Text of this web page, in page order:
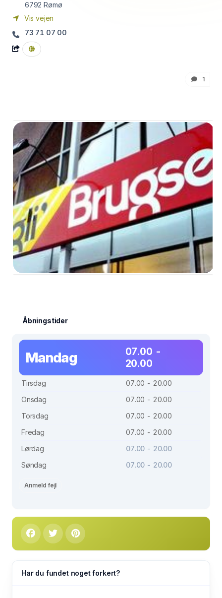
6792 Rømø
Vis vejen
73 71 07 00
1
Åbningstider
Mandag
07.00 -
20.00
Tirsdag
07.00 - 20.00
Onsdag
07.00 - 20.00
Torsdag
07.00 - 20.00
Fredag
07.00 - 20.00
Lørdag
07.00 - 20.00
Søndag
07.00 - 20.00
Anmeld fejl
Har du fundet noget forkert?